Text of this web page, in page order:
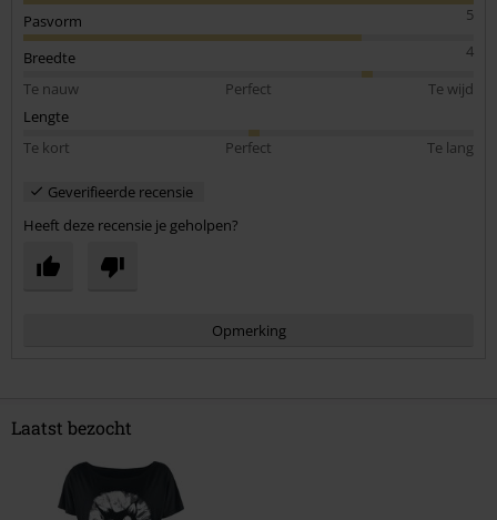
5
Pasvorm
4
Breedte
Te nauw
Perfect
Te wijd
Lengte
Te kort
Perfect Te lang
Geverifieerde recensie
Heeft deze recensie je geholpen?
Opmerking
Laatst bezocht